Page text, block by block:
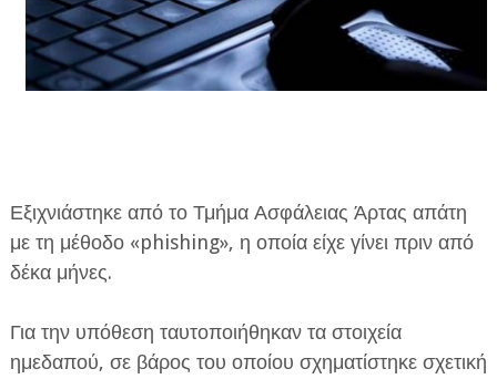
ΥΓΕΙΑ-ΟΜΟΡΦΙΑ
ΠΟΛΙΤΙΣΜΟΣ
ΕΦΗΜΕΡΙΔΑ Η ΠΑΡΓΑ
Εξιχνιάστηκε από το Τμήμα Ασφάλειας Άρτας απάτη
με τη μέθοδο «phishing», η οποία είχε γίνει πριν από
δέκα μήνες.
Για την υπόθεση ταυτοποιήθηκαν τα στοιχεία
ημεδαπού, σε βάρος του οποίου σχηματίστηκε σχετική